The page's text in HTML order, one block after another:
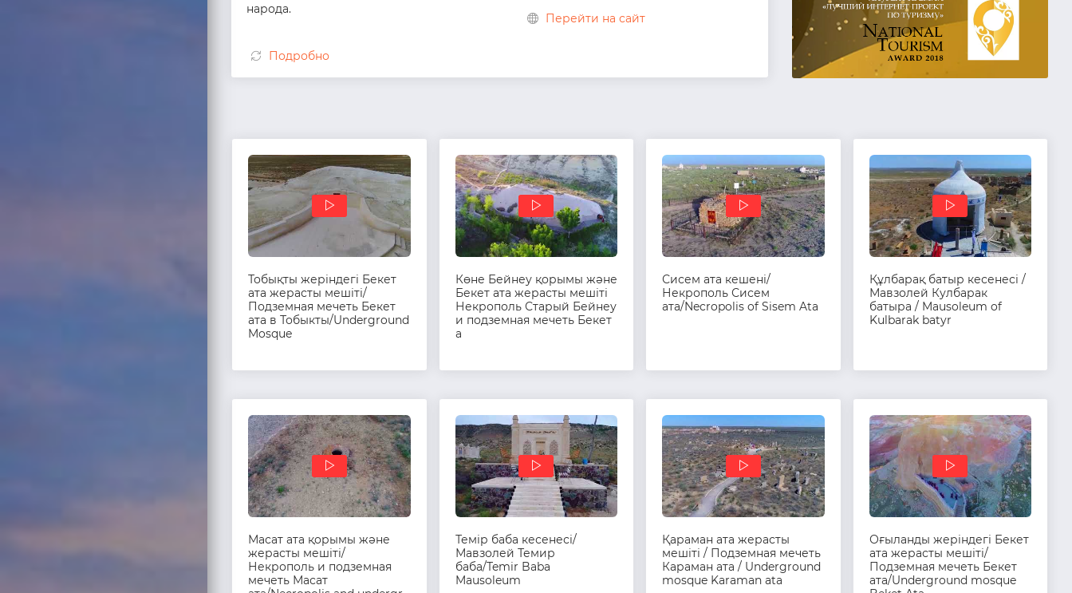
народа.
Подробно
Перейти на сайт
Тобықты жеріндегі Бекет
ата жерасты мешіті/
Подземная мечеть Бекет
ата в Тобыкты/Underground
Mosque
Көне Бейнеу қорымы және
Бекет ата жерасты мешіті
Некрополь Старый Бейнеу
и подземная мечеть Бекет
а
Сисем ата кешені/
Некрополь Сисем
ата/Necropolis of Sisem Ata
Құлбарақ батыр кесенесі /
Мавзолей Кулбарак
батыра / Mausoleum of
Kulbarak batyr
Масат ата қорымы және
жерасты мешіті/
Некрополь и подземная
мечеть Масат
Темір баба кесенесі/
Мавзолей Темир
баба/Temir Baba
Mausoleum
Қараман ата жерасты
мешіті / Подземная мечеть
Караман ата / Underground
mosque Karaman ata
Оғыланды жеріндегі Бекет
ата жерасты мешіті/
Подземная мечеть Бекет
ата/Underground mosque